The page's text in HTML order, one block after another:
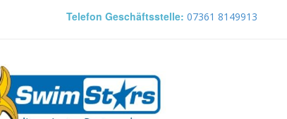
Telefon Geschäftsstelle: 07361 8149913